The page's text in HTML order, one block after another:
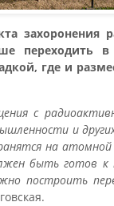
захоронения
переходить
где и
с
и
на
быть готов к
построить